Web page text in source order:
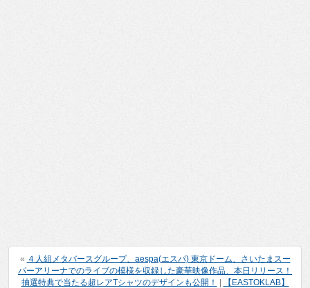
« ４人組メタバースグループ、aespa(エスパ) 東京ドーム、さいたまスー
パーアリーナでのライブの模様を収録した豪華映像作品、本日リリース！
抽選特典で当たる超レアTシャツのデザインも公開！
【EASTOKLAB】